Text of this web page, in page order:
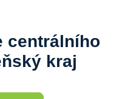
centrálního
kraj